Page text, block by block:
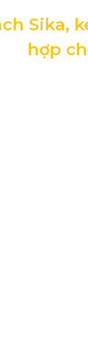
Sika,
hợp